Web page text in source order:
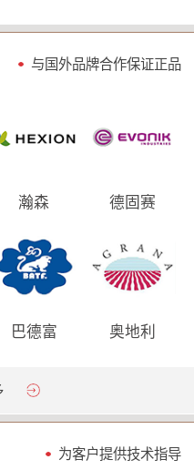
与国外品牌合作保证正品
瀚森 德固赛
巴德富 奥地利
为客户提供技术指导